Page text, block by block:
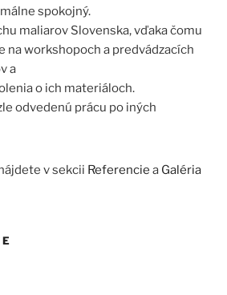
spokojný.
maliarov Slovenska, vďaka čomu
na workshopoch a predvádzacích
a
o ich materiáloch.
odvedenú prácu po iných
v sekcii Referencie a Galéria